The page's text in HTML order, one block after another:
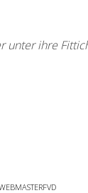
unter ihre